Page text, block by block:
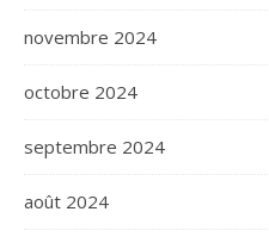
novembre 2024
octobre 2024
septembre 2024
août 2024